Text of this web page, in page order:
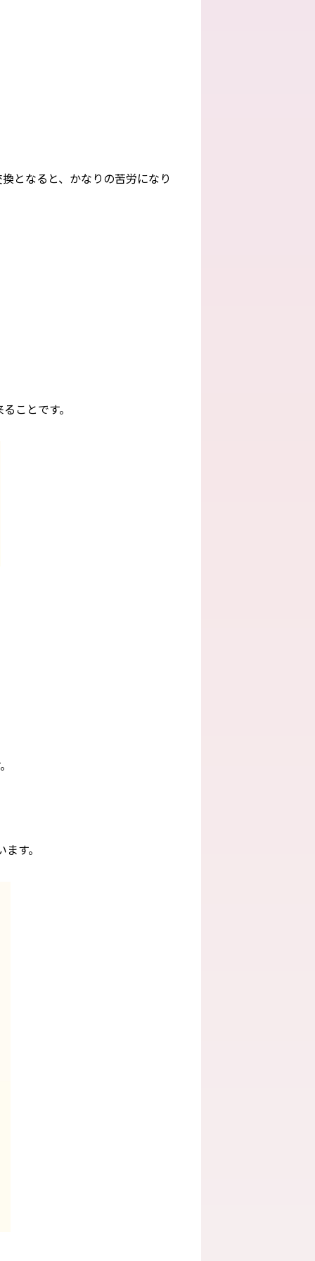
となると、かなりの苦労になり
ことです。
す。